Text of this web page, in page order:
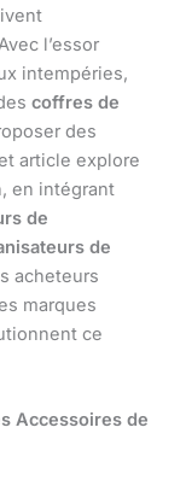
l’essor
intempéries,
coffres de
des
article explore
en intégrant
de
de
acheteurs
marques
ce
Accessoires de